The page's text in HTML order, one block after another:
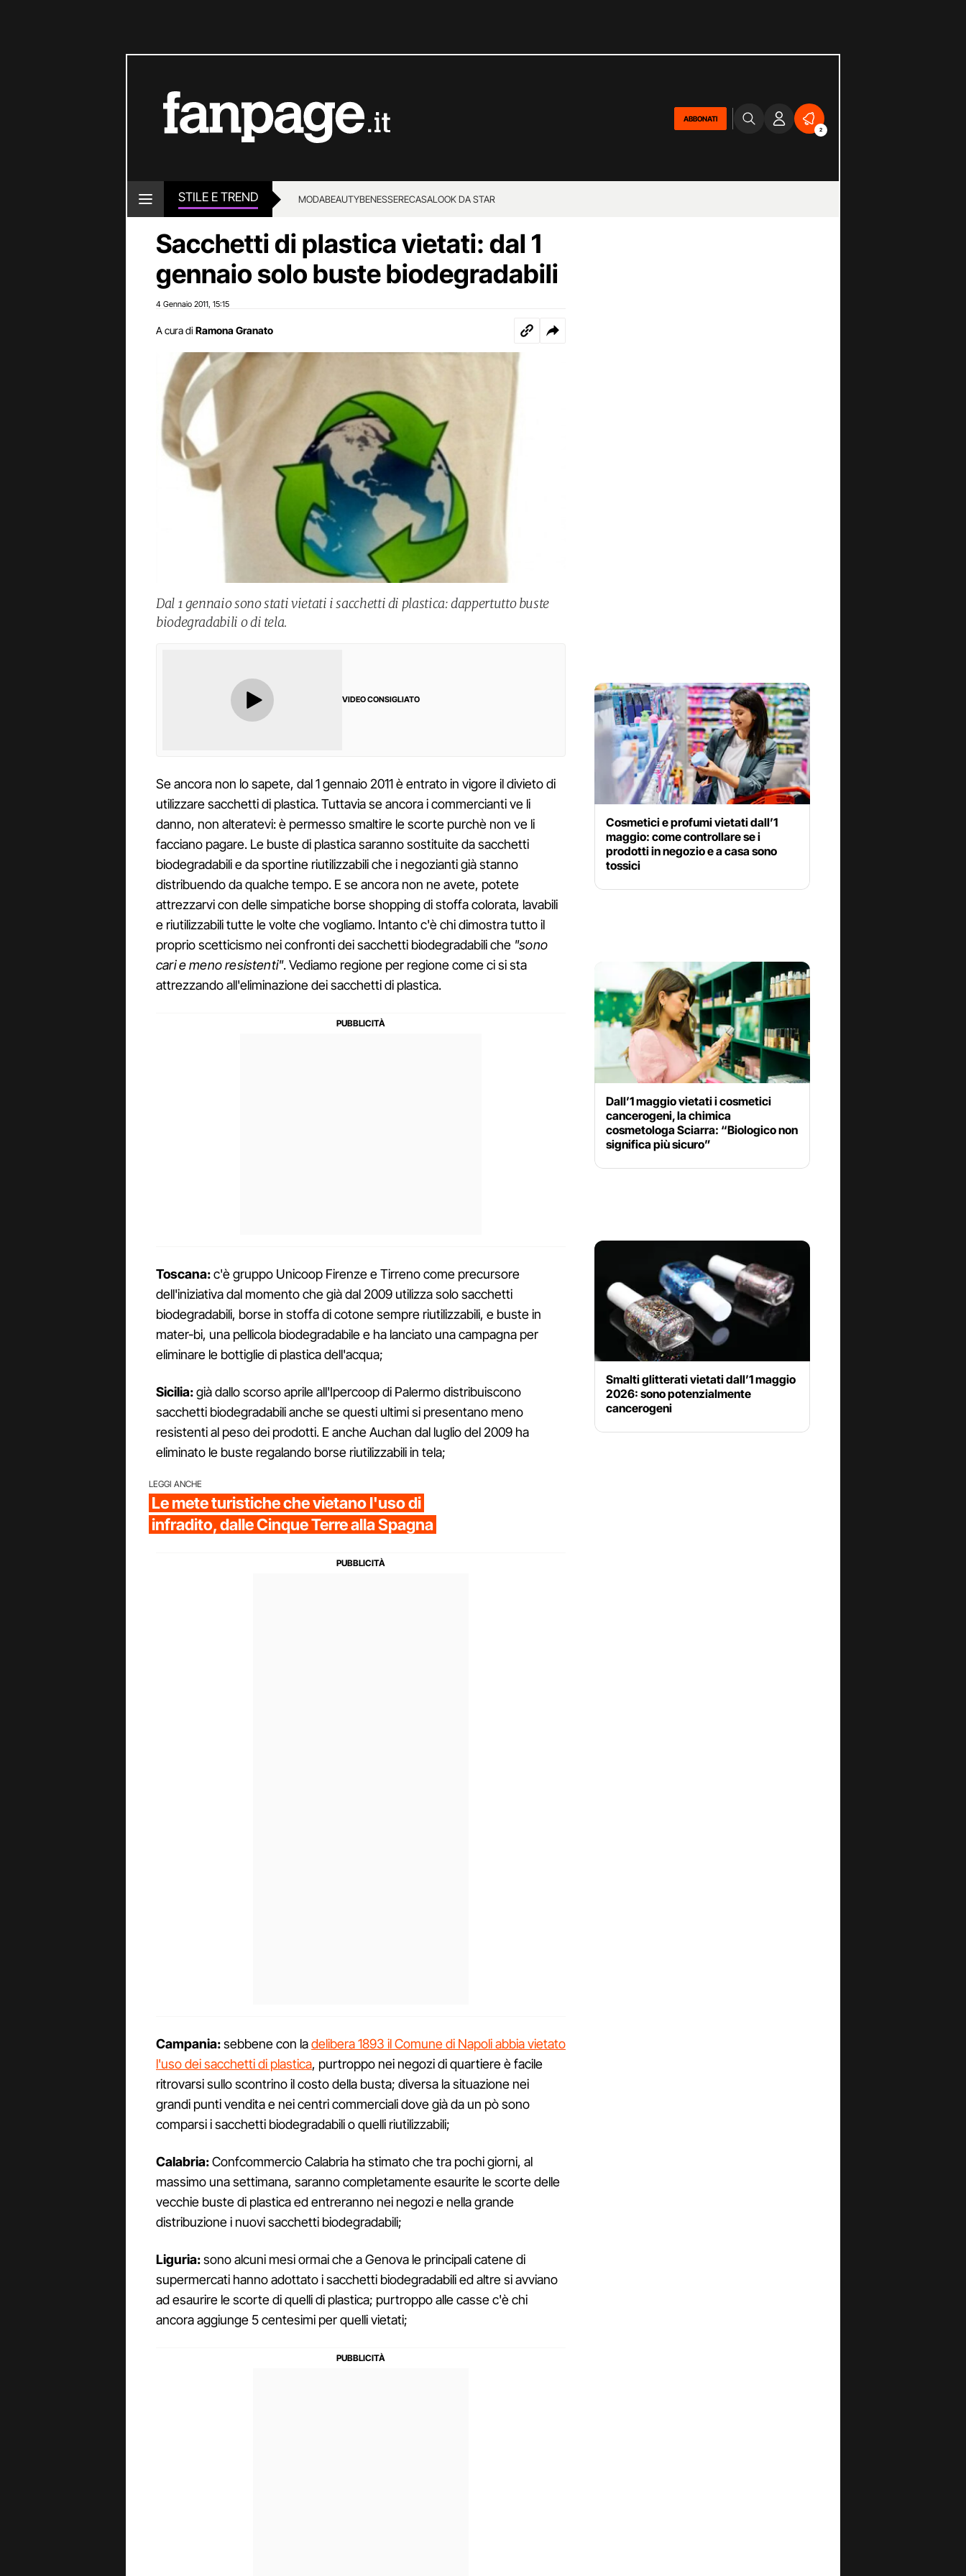
ABBONATI
2
STILE E TREND MODABEAUTYBENESSERECASALOOK DA STAR
Sacchetti di plastica vietati: dal 1
gennaio solo buste biodegradabili
4 Gennaio 2011 15:15
A cura di Ramona Granato
Dal 1 gennaio sono stati vietati i sacchetti di plastica: dappertutto buste
biodegradabili o di tela.
VIDEO CONSIGLIATO
Se ancora non lo sapete, dal 1 gennaio 2011 è entrato in vigore il divieto di
utilizzare sacchetti di plastica. Tuttavia se ancora i commercianti ve li
danno, non alteratevi: è permesso smaltire le scorte purchè non ve li
facciano pagare. Le buste di plastica saranno sostituite da sacchetti
biodegradabili e da sportine riutilizzabili che i negozianti già stanno
distribuendo da qualche tempo. E se ancora non ne avete, potete
attrezzarvi con delle simpatiche borse shopping di stoffa colorata, lavabili
e riutilizzabili tutte le volte che vogliamo. Intanto c'è chi dimostra tutto il
proprio scetticismo nei confronti dei sacchetti biodegradabili che "sono
cari e meno resistenti". Vediamo regione per regione come ci si sta
attrezzando all'eliminazione dei sacchetti di plastica.
Toscana:c'è gruppo Unicoop Firenze e Tirreno come precursore
dell'iniziativa dal momento che già dal 2009 utilizza solo sacchetti
biodegradabili, borse in stoffa di cotone sempre riutilizzabili, e buste in
mater-bi, una pellicola biodegradabile e ha lanciato una campagna per
eliminare le bottiglie di plastica dell'acqua;
Sicilia:già dallo scorso aprile all'Ipercoop di Palermo distribuiscono
sacchetti biodegradabili anche se questi ultimi si presentano meno
resistenti al peso dei prodotti. E anche Auchan dal luglio del 2009 ha
eliminato le buste regalando borse riutilizzabili in tela;
LEGGI ANCHE
Le mete turistiche che vietano l'uso di
infradito, dalle Cinque Terre alla Spagna
Campania:sebbene con ladelibera 1893 il Comune di Napoli abbia vietato
l'uso dei sacchetti di plastica, purtroppo nei negozi di quartiere è facile
ritrovarsi sullo scontrino il costo della busta; diversa la situazione nei
grandi punti vendita e nei centri commerciali dove già da un pò sono
comparsi i sacchetti biodegradabili o quelli riutilizzabili;
Calabria:Confcommercio Calabria ha stimato che tra pochi giorni, al
massimo una settimana, saranno completamente esaurite le scorte delle
vecchie buste di plastica ed entreranno nei negozi e nella grande
distribuzione i nuovi sacchetti biodegradabili;
Liguria:sono alcuni mesi ormai che a Genova le principali catene di
supermercati hanno adottato i sacchetti biodegradabili ed altre si avviano
ad esaurire le scorte di quelli di plastica; purtroppo alle casse c'è chi
ancora aggiunge 5 centesimi per quelli vietati;
Cosmetici e profumi vietati dall’1
maggio: come controllare se i
prodotti in negozio e a casa sono
tossici
Dall’1 maggio vietati i cosmetici
cancerogeni, la chimica
cosmetologa Sciarra: “Biologico non
significa più sicuro”
Smalti glitterati vietati dall’1 maggio
2026: sono potenzialmente
cancerogeni